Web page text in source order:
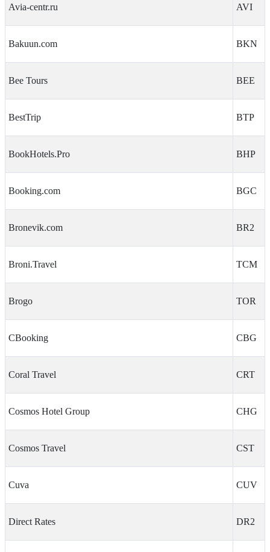
Avia-centr.ru AVI
Bakuun.com BKN
Bee Tours BEE
BestTrip BTP
BookHotels.Pro BHP
Booking.com BGC
Bronevik.com BR2
Broni.Travel TCM
Brogo TOR
CBooking CBG
Coral Travel CRT
Cosmos Hotel Group CHG
Cosmos Travel CST
Cuva CUV
Direct Rates DR2